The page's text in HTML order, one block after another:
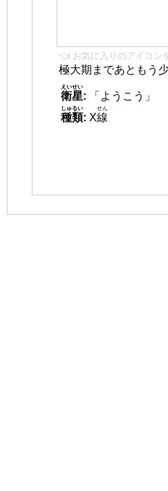
👈 お気に入りのアイコン
極大期まであともう
衛星
えいせい
:
「ようこう」
種類
しゅるい
: X線
せん